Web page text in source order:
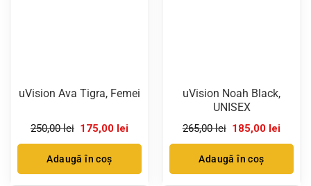
uVision Ava Tigra, Femei
250,00lei Prețul
fost:
175,00 leiPrețul
este:
Adaugă în coș
uVision Noah Black,
UNISEX
265,00lei Prețul
fost:
185,00 leiPrețul
este:
Adaugă în coș